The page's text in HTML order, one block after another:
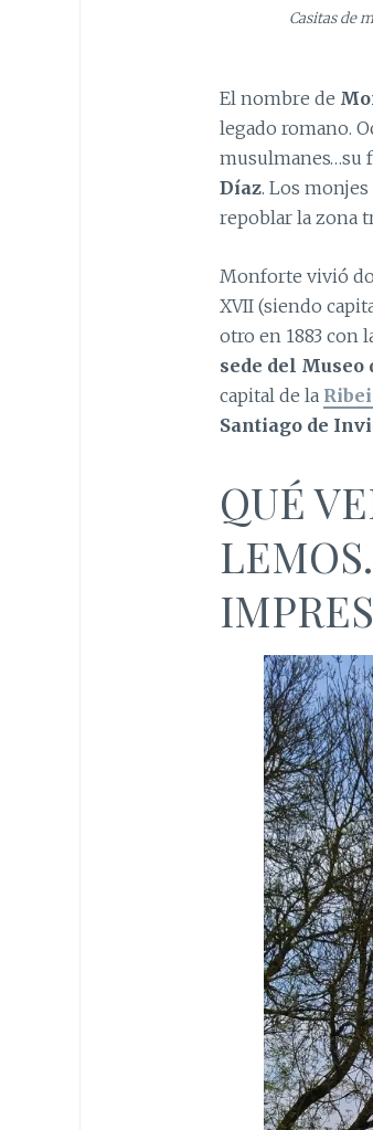
Casitas de
El nombre de
legado romano.
musulmanes…su
Díaz. Los
repoblar la zona
Monforte vivió
XVII (siendo
otro en 1883 con
sede del
capital de la
Santiago de
QUÉ